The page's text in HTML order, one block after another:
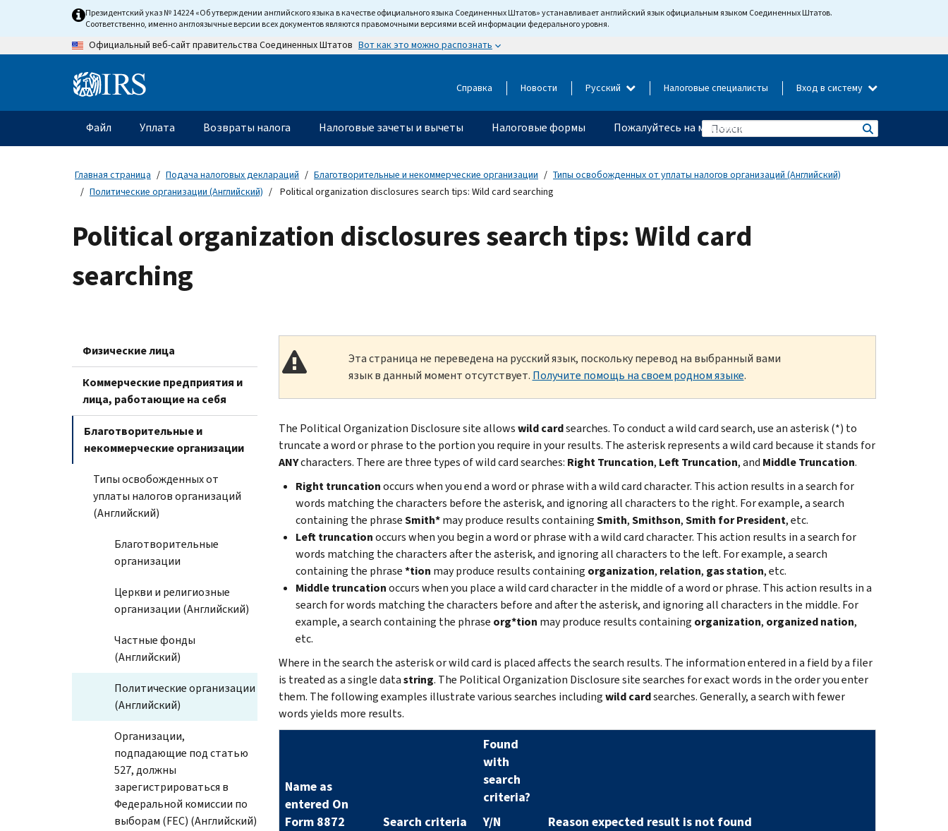
content
Президентский указ № 14224 «Об утверждении английского языка в качестве официального языка Соединенных Штатов» устанавливает английский язык официальным языком Соединенных Штатов.
Соответственно, именно англоязычные версии всех документов являются правомочными версиями всей информации федерального уровня.
Официальный веб-сайт правительства Соединенных Штатов Вот как это можно распознать
Information Справка Новости Русский Налоговые специалисты Вход в систему
Главное
меню
Файл Уплата Возвраты налога Налоговые зачеты и вычеты Налоговые формы Пожалуйтесь на мошенничество
Главная страница Подача налоговых деклараций Благотворительные и некоммерческие организации
Типы освобожденных от уплаты налогов организаций (Английский)
Политические организации (Английский)
Political organization disclosures search tips: Wild card searching
Political organization disclosures search tips: Wild card
searching
Физические лица
Коммерческие предприятия и
лица, работающие на себя
Благотворительные и
некоммерческие организации
Типы освобожденных от
уплаты налогов организаций
(Английский)
Благотворительные
организации
Церкви и религиозные
организации (Английский)
Частные фонды
(Английский)
Политические организации
(Английский)
Организации,
подпадающие под статью
527, должны
зарегистрироваться в
Федеральной комиссии по
выборам (FEC) (Английский)
Эта страница не переведена на русский язык, поскольку перевод на выбранный вами
язык в данный момент отсутствует. Получите помощь на своем родном языке.
The Political Organization Disclosure site allowswild cardsearches. To conduct a wild card search, use an asterisk (*) to
truncate a word or phrase to the portion you require in your results. The asterisk represents a wild card because it stands for
ANYcharacters. There are three types of wild card searches: Right Truncation, Left Truncation, and Middle Truncation.
Right truncationoccurs when you end a word or phrase with a wild card character. This action results in a search for
words matching the characters before the asterisk, and ignoring all characters to the right. For example, a search
containing the phraseSmith*may produce results containingSmith,Smithson,Smith for President, etc.
Left truncationoccurs when you begin a word or phrase with a wild card character. This action results in a search for
words matching the characters after the asterisk, and ignoring all characters to the left. For example, a search
containing the phrase*tion may produce results containing organization, relation, gas station, etc.
Middle truncationoccurs when you place a wild card character in the middle of a word or phrase. This action results in a
search for words matching the characters before and after the asterisk, and ignoring all characters in the middle. For
example, a search containing the phrase org*tion may produce results containing organization, organized nation,
etc.
Where in the search the asterisk or wild card is placed affects the search results. The information entered in a field by a filer
is treated as a single datastring. The Political Organization Disclosure site searches for exact words in the order you enter
them. The following examples illustrate various searches includingwild cardsearches. Generally, a search with fewer
words yields more results.
Name as
entered On
Form 8872
Search criteria
Found
with
search
criteria?
Y/N
Reason expected result is not found